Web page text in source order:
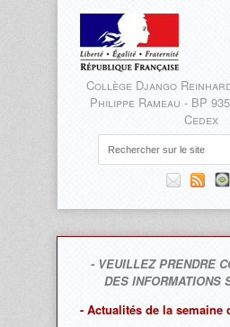
Collège Django
Philippe Rameau - BP
Cedex
- VEUILLEZ PRENDRE
DES INFORMATIONS
- Actualités de la semaine